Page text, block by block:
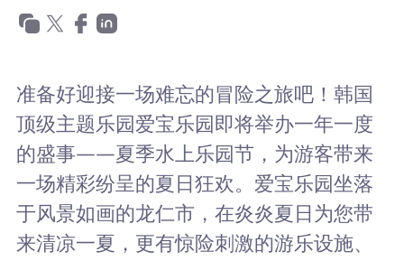
准备好迎接一场难忘的冒险之旅吧！韩国
顶级主题乐园爱宝乐园即将举办一年一度
的盛事——夏季水上乐园节，为游客带来
一场精彩纷呈的夏日狂欢。爱宝乐园坐落
于风景如画的龙仁市，在炎炎夏日为您带
来清凉一夏，更有惊险刺激的游乐设施、